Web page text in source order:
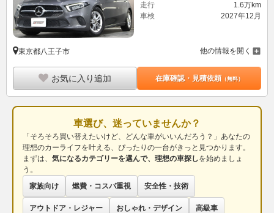
走行
1.6万km
車検
2027年12月
東京都八王子市 他の情報を開く
お気に入り追加 在庫確認・見積依頼（無料）
車選び、迷っていませんか？
「そろそろ買い替えたいけど、どんな車がいいんだろう？」あなたの
理想のカーライフを叶える、ぴったりの一台がきっと見つかります。
まずは、 気になるカテゴリーを選んで、理想の車探しを始めましょ
う。
家族向け
燃費・コスパ重視 安全性・技術
アウトドア・レジャー おしゃれ・デザイン 高級車